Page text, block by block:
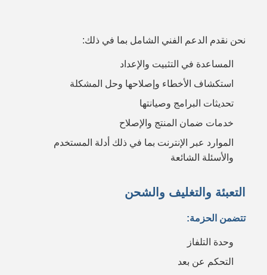
نحن نقدم الدعم الفني الشامل بما في ذلك:
المساعدة في التثبيت والإعداد
استكشاف الأخطاء وإصلاحها وحل المشكلة
تحديثات البرامج وصيانتها
خدمات ضمان المنتج والإصلاح
الموارد عبر الإنترنت بما في ذلك أدلة المستخدم
والأسئلة الشائعة
التعبئة والتغليف والشحن
تتضمن الحزمة:
وحدة التلفاز
التحكم عن بعد